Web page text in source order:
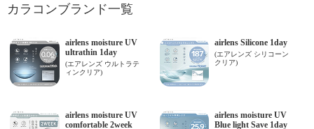
カラコンブランド一覧